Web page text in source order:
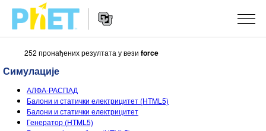
Претрага
вебсајта
Navigation
СИМУЛАЦИЈЕ
Све симулације
STUDIO
252 пронађених резултата у вези force
Симулације
АЛФА-РАСПАД
Балони и статички електрицитет (HTML5)
Балони и статички електрицитет
Генератор (HTML5)